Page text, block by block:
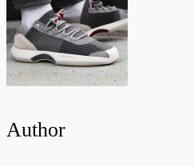
Author